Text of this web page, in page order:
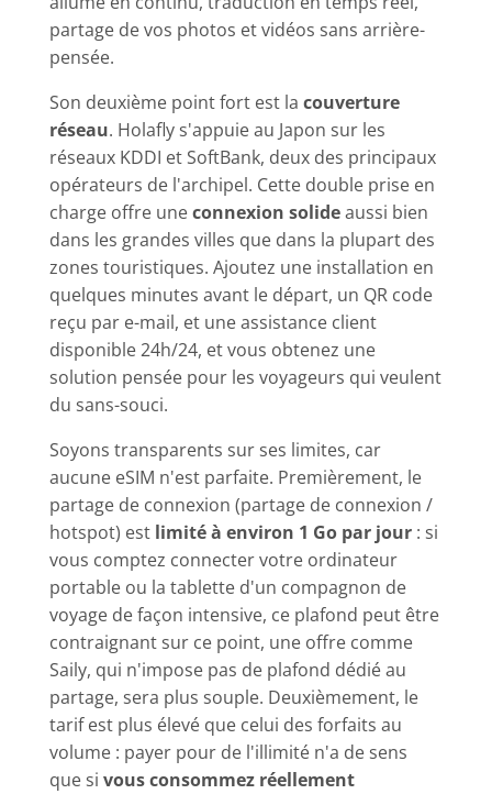
partage de vos photos et vidéos sans arrière-
pensée.
Son deuxième point fort est la couverture
réseau. Holafly s'appuie au Japon sur les
réseaux KDDI et SoftBank, deux des principaux
opérateurs de l'archipel. Cette double prise en
charge offre uneconnexion solideaussi bien
dans les grandes villes que dans la plupart des
zones touristiques. Ajoutez une installation en
quelques minutes avant le départ, un QR code
reçu par e-mail, et une assistance client
disponible 24h/24, et vous obtenez une
solution pensée pour les voyageurs qui veulent
du sans-souci.
Soyons transparents sur ses limites, car
aucune eSIM n'est parfaite. Premièrement, le
partage de connexion (partage de connexion /
hotspot) est limité à environ 1 Go par jour: si
vous comptez connecter votre ordinateur
portable ou la tablette d'un compagnon de
voyage de façon intensive, ce plafond peut être
contraignant sur ce point, une offre comme
Saily, qui n'impose pas de plafond dédié au
partage, sera plus souple. Deuxièmement, le
tarif est plus élevé que celui des forfaits au
volume : payer pour de l'illimité n'a de sens
que si vous consommez réellement